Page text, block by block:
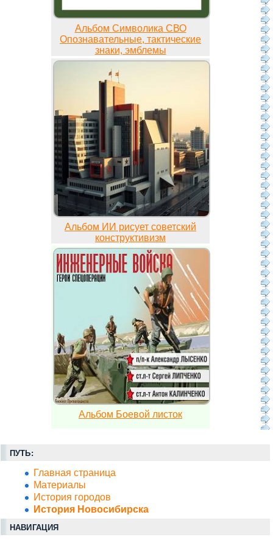
Альбом Символика СВО
Опознавательные, тактические
знаки, эмблемы
Альбом ИИ рисует советский
конструктивизм
Альбом Боевой листок
ПУТЬ:
Главная страница
Материалы
История городов
История Новосибирска
НАВИГАЦИЯ